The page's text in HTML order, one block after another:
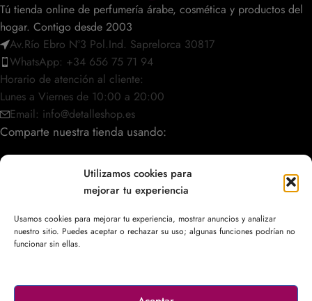
Utilizamos cookies para
mejorar tu experiencia
Usamos cookies para mejorar tu experiencia, mostrar anuncios y analizar
nuestro sitio. Puedes aceptar o rechazar su uso; algunas funciones podrían no
funcionar sin ellas.
Tú tienda online de perfumería árabe, cosmética y productos del
hogar. Contigo desde 2003
Av.Río Ebro Nº3 Pol.Ind. Saprelorca 30817
WhatsApp: +34 656 75 71 94
Horario de atención al cliente:
Lunes a Viernes de 10:00 a 20:00
Email: info@detalleshop.es
Comparte nuestra tienda usando:
POLÍTICAS / INFORMACIÓN
ACCESO RÁPIDO